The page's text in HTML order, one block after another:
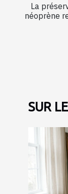
La
néoprène
SUR